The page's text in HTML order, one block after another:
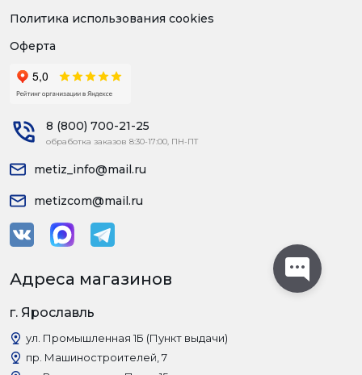
Политика использования cookies
Оферта
8 (800) 700-21-25
обработка заказов 8:30-17:00, ПН-ПТ
metiz_info@mail.ru
metizcom@mail.ru
Адреса магазинов
г. Ярославль
ул. Промышленная 1Б (Пункт выдачи)
пр. Машиностроителей, 7